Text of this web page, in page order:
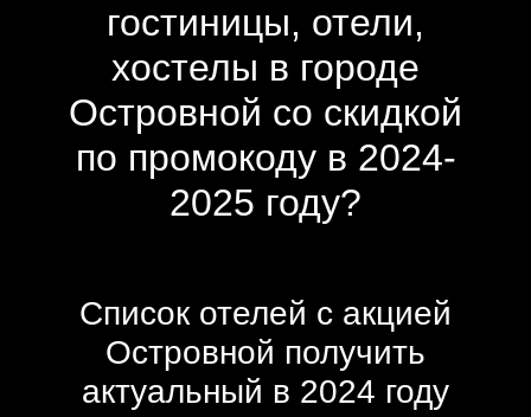
гостиницы, отели,
хостелы в городе
Островной со скидкой
по промокоду в 2024-
2025 году?
Список отелей с акцией
Островной получить
актуальный в 2024 году